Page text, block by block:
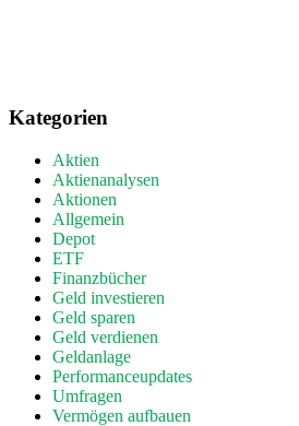
Kategorien
Aktien
Aktienanalysen
Aktionen
Allgemein
Depot
ETF
Finanzbücher
Geld investieren
Geld sparen
Geld verdienen
Geldanlage
Performanceupdates
Umfragen
Vermögen aufbauen